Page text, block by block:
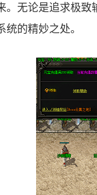
。无论是追求极
统的精妙之处。